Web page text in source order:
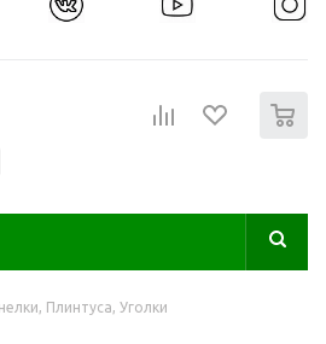
Плинтуса, Уголки